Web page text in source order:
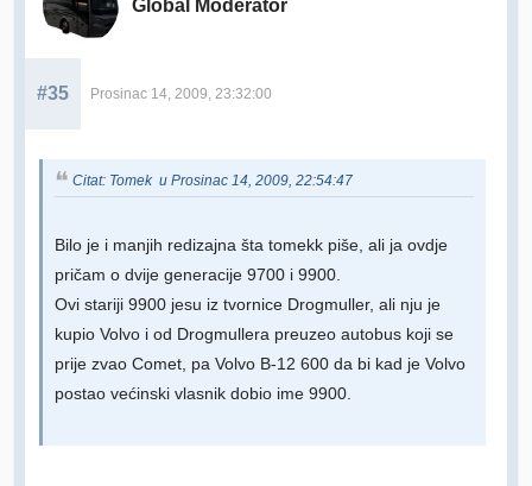
Global Moderator
#35 Prosinac 14, 2009, 23:32:00
Citat: Tomek u Prosinac 14, 2009, 22:54:47
Bilo je i manjih redizajna šta tomekk piše, ali ja ovdje
pričam o dvije generacije 9700 i 9900.
Ovi stariji 9900 jesu iz tvornice Drogmuller, ali nju je
kupio Volvo i od Drogmullera preuzeo autobus koji se
prije zvao Comet, pa Volvo B-12 600 da bi kad je Volvo
postao većinski vlasnik dobio ime 9900.